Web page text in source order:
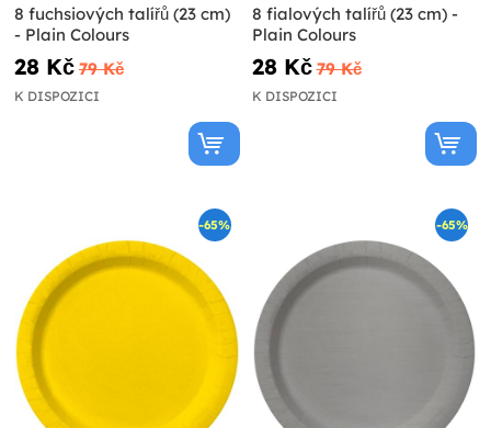
8 fuchsiových talířů (23 cm)
- Plain Colours
28 Kč 79 Kč
K DISPOZICI
8 fialových talířů (23 cm) -
Plain Colours
28 Kč 79 Kč
K DISPOZICI
-65% -65%